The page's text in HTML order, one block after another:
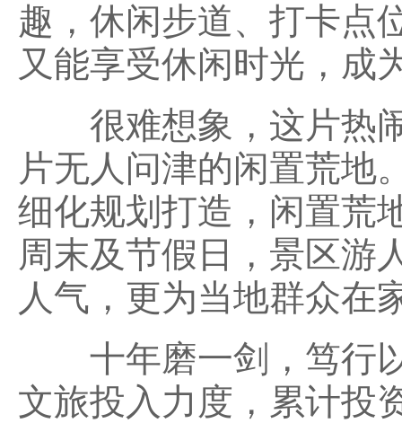
趣，休闲步道、打卡点
又能享受休闲时光，成
很难想象，这片热闹
片无人问津的闲置荒地
细化规划打造，闲置荒
周末及节假日，景区游
人气，更为当地群众在
十年磨一剑，笃行以
文旅投入力度，累计投